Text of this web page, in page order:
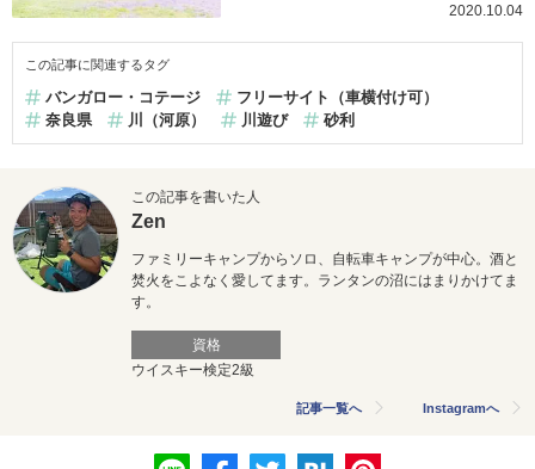
2020.10.04
この記事に関連するタグ
バンガロー・コテージ
フリーサイト（車横付け可）
奈良県
川（河原） 川遊び 砂利
この記事を書いた人
Zen
ファミリーキャンプからソロ、自転車キャンプが中心。酒と
焚火をこよなく愛してます。ランタンの沼にはまりかけてま
す。
資格
ウイスキー検定2級
記事一覧へ Instagramへ